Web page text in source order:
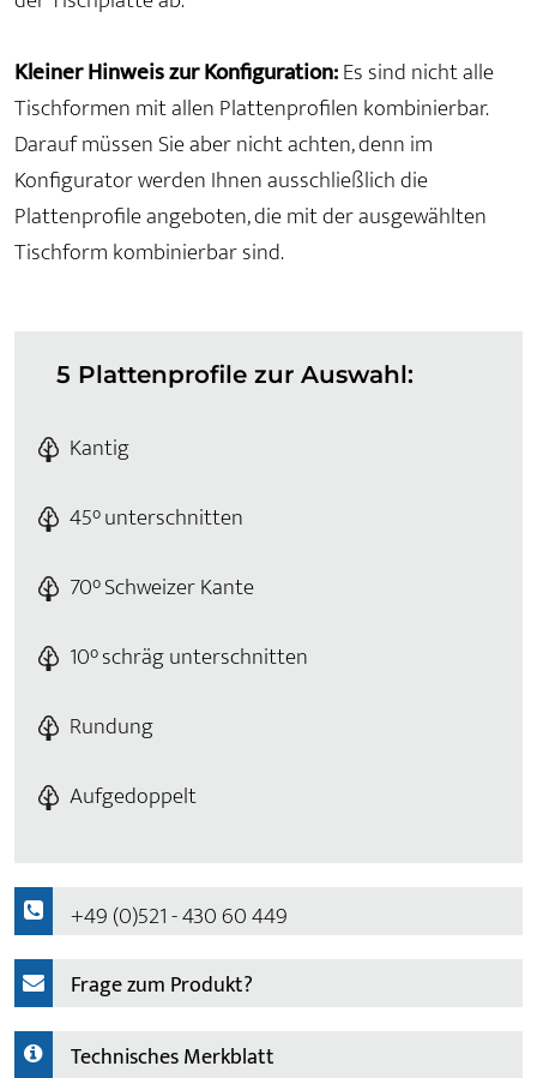
Kleiner Hinweis zur Konfiguration:Es sind nicht alle
Tischformen mit allen Plattenprofilen kombinierbar.
Darauf müssen Sie aber nicht achten, denn im
Konfigurator werden Ihnen ausschließlich die
Plattenprofile angeboten, die mit der ausgewählten
Tischform kombinierbar sind.
5 Plattenprofile zur Auswahl:
Kantig
45° unterschnitten
70° Schweizer Kante
10° schräg unterschnitten
Rundung
Aufgedoppelt
+49 (0)521 - 430 60 449
Frage zum Produkt?
Technisches Merkblatt